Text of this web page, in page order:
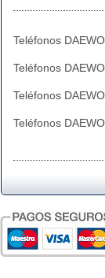
Teléfonos
Teléfonos
Teléfonos
Teléfonos